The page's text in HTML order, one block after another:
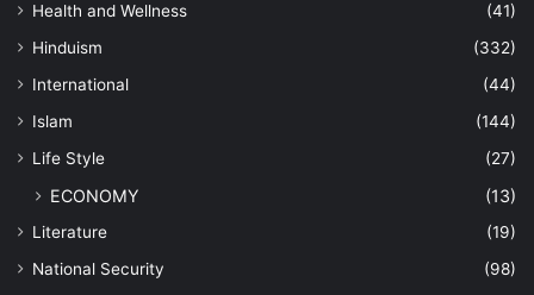
Health and Wellness
(41)
Hinduism
(332)
International
(44)
Islam
(144)
Life Style
(27)
ECONOMY (13)
Literature
(19)
National Security
(98)